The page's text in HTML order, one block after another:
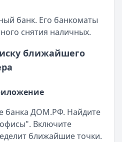
банк. Его банкоматы
снятия наличных.
ближайшего
банка ДОМ.РФ. Найдите
Включите
ближайшие точки.